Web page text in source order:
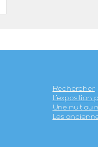
Rechercher
Une nuit au
Les